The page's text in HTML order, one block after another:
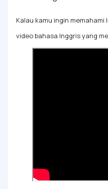
Kalau kamu ingin
video bahasa Inggris yang